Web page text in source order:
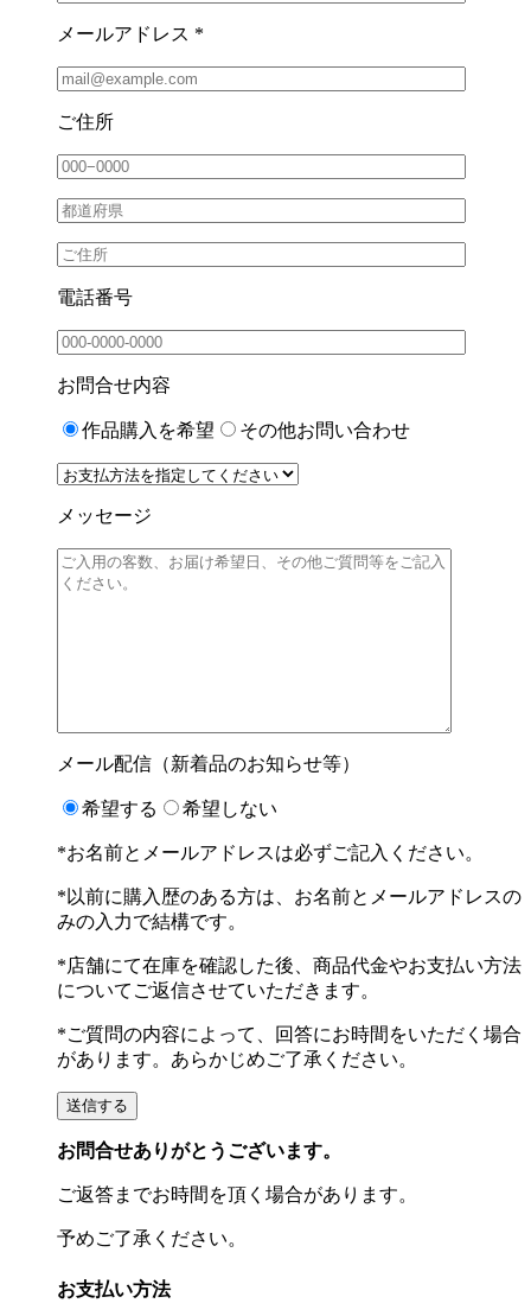
メールアドレス *
ご住所
電話番号
お問合せ内容
作品購入を希望 その他お問い合わせ
メッセージ
メール配信（新着品のお知らせ等）
希望する 希望しない
*お名前とメールアドレスは必ずご記入ください。
*以前に購入歴のある方は、お名前とメールアドレスの
みの入力で結構です。
*店舗にて在庫を確認した後、商品代金やお支払い方法
についてご返信させていただきます。
*ご質問の内容によって、回答にお時間をいただく場合
があります。あらかじめご了承ください。
お問合せありがとうございます。
ご返答までお時間を頂く場合があります。
予めご了承ください。
お支払い方法